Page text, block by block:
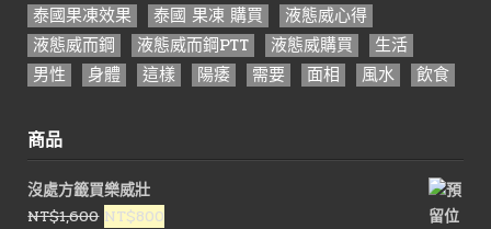
泰國果凍效果
泰國 果凍 購買
液態威心得
液態威而鋼
液態威而鋼PTT 液態威購買
生活
男性
身體 這樣 陽痿 需要 面相 風水 飲食
商品
沒處方籤買樂威壯
NT$1,600 原
NT$800